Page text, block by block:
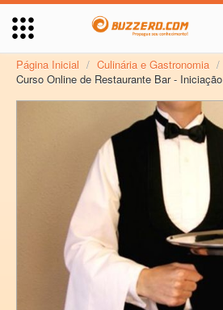
Página Inicial / Culinária e Gastronomia /
Curso Online de Restaurante Bar - Iniciação